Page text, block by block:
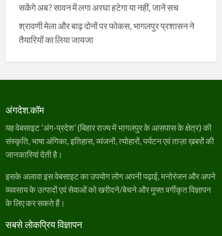
सकेंगे अब? सावन में लगा अरघा हटेगा या नहीं, जानें सच
श्रावणी मेला और बाढ़ दोनों पर फोकस, भागलपुर प्रशासन ने
तैयारियों का लिया जायजा
अंगदेश.कॉम
यह वेबसाइट ‘अंग-प्रदेश’ (बिहार राज्य में भागलपुर के आसपास के क्षेत्र) की
संस्कृति, भाषा अंगिका, इतिहास, व्यंजनों, त्योहारों, पर्यटन एवं ताज़ा ख़बरों की
जानकारियां देती है।
इसके अलावा इस वेबसाइट का उपयोग लोग अपनी पढ़ाई, मनोरंजन और अपने
व्यवसाय के उत्पादों एवं सेवाओं को खरीदने/बेचने और मुफ्त वर्गीकृत विज्ञापन
के लिए कर सकते हैं।
सबसे लोकप्रिय विज्ञापन